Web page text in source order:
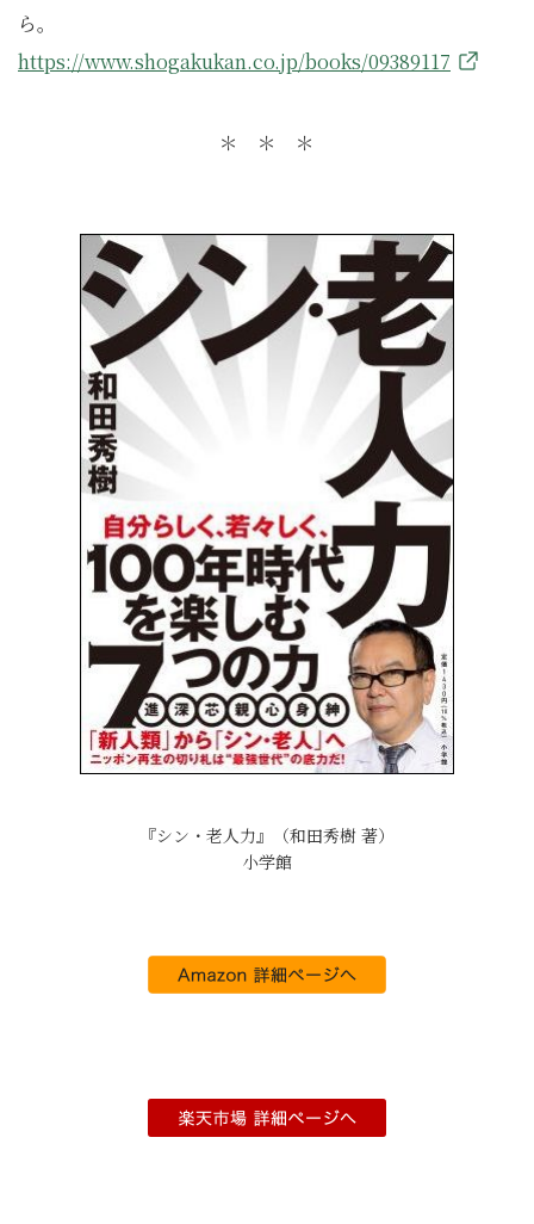
ら。
https://www.shogakukan.co.jp/books/09389117
＊ ＊ ＊
『シン・老人力』（和田秀樹 著）
小学館